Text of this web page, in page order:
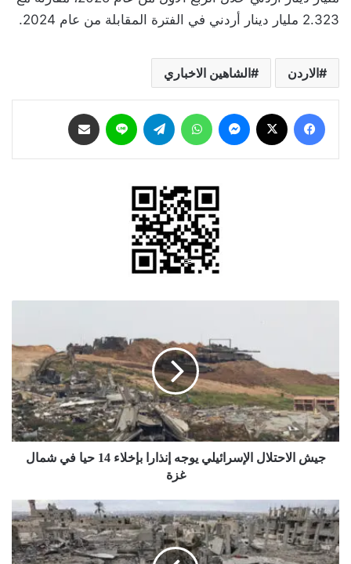
2.323 مليار دينار أردني في الفترة المقابلة من عام 2024.
الاردن الشاهين الاخباري
فيسبوك ماسنجر واتساب تيلقرام لاين
إنذارا
بإخلاء
14
حيا
في
شمال
جيش الاحتلال الإسرائيلي يوجه إنذارا بإخلاء 14 حيا في شمال
غزة
رئيس
تشيلي:
حكومة
الاحتلال